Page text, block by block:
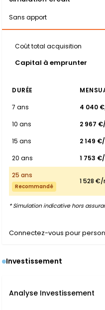
Sans apport
Coût total acquisition
Capital à emprunter
DURÉE
7 ans
4 040
10 ans
2 967
15 ans
2 149
20 ans
1 753
25 ans
Recommandé
1 528
* Simulation indicative hors
Connectez-vous pour
Investissement
Analyse Investissement